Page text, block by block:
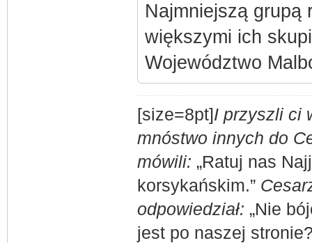
Najmniejszą grupą
większymi ich
Województwo
[size=8pt]I przyszli ci
mnóstwo innych do
mówili: „Ratuj nas
korsykańskim.”
odpowiedział: „Nie
jest po naszej